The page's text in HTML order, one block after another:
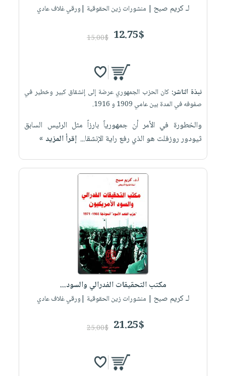
لـ كريم صبح | منشورات زين الحقوقية |ورقي غلاف عادي
12.75$
15.00$
نبذة الناشر: كان الحزب الجمهوري عرضة إلى إنشقاق كبير وخطير في
صفوفه في المدة بين عامي 1909 و 1916.
والخطورة في الأمر أن جمهورياً بارزاً مثل الرئيس السابق
ثيودور روزفلت هو الذي رفع راية الإنشقا... إقرأ المزيد »
مكتب التحقيقات الفدرالي والسود...
لـ كريم صبح | منشورات زين الحقوقية |ورقي غلاف عادي
21.25$
25.00$